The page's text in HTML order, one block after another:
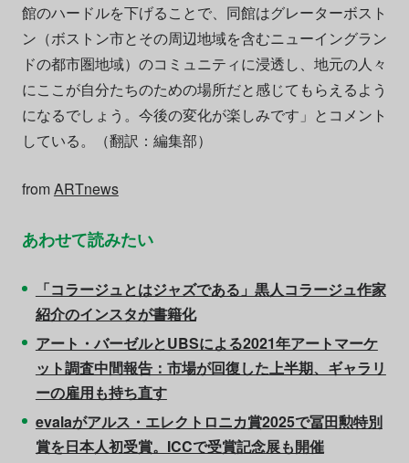
館のハードルを下げることで、同館はグレーターボスト
ン（ボストン市とその周辺地域を含むニューイングラン
ドの都市圏地域）のコミュニティに浸透し、地元の人々
にここが自分たちのための場所だと感じてもらえるよう
になるでしょう。今後の変化が楽しみです」とコメント
している。（翻訳：編集部）
fromARTnews
あわせて読みたい
「コラージュとはジャズである」黒人コラージュ作家
紹介のインスタが書籍化
アート・バーゼルとUBSによる2021年アートマーケ
ット調査中間報告：市場が回復した上半期、ギャラリ
ーの雇用も持ち直す
evalaがアルス・エレクトロニカ賞2025で冨田勲特別
賞を日本人初受賞。ICCで受賞記念展も開催